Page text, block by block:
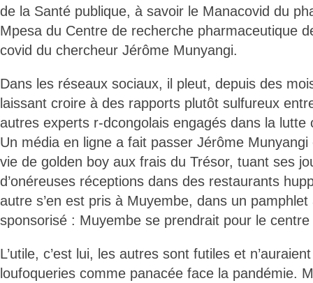
de la Santé publique, à savoir le Manacovid du
Mpesa du Centre de recherche pharmaceutique
covid du chercheur Jérôme Munyangi.
Dans les réseaux sociaux, il pleut, depuis des
laissant croire à des rapports plutôt sulfureux
autres experts r-dcongolais engagés dans la lutte
Un média en ligne a fait passer Jérôme
vie de golden boy aux frais du Trésor, tuant ses
d’onéreuses réceptions dans des restaurants
autre s’en est pris à Muyembe, dans un
sponsorisé : Muyembe se prendrait pour le
L’utile, c’est lui, les autres sont futiles et
loufoqueries comme panacée face la pandémie.